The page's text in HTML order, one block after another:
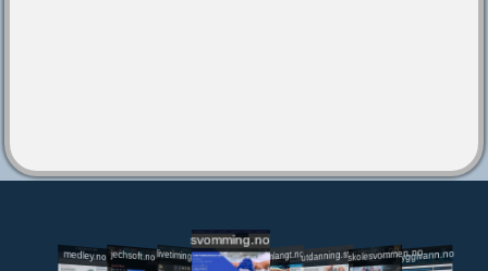
medley.no jechsoft.nolivetiming.medley.no
svomming.no
svomlangt.noutdanning.svomming.no
skolesvommen.notryggivann.no